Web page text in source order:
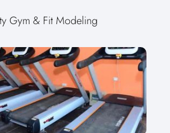
Gym & Fit Modeling